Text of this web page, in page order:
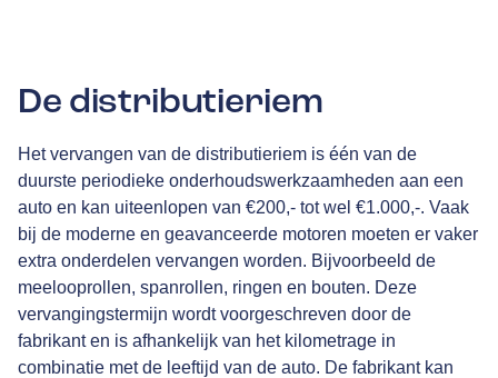
De distributieriem
Het vervangen van de distributieriem is één van de
duurste periodieke onderhoudswerkzaamheden aan een
auto en kan uiteenlopen van €200,- tot wel €1.000,-. Vaak
bij de moderne en geavanceerde motoren moeten er vaker
extra onderdelen vervangen worden. Bijvoorbeeld de
meelooprollen, spanrollen, ringen en bouten. Deze
vervangingstermijn wordt voorgeschreven door de
fabrikant en is afhankelijk van het kilometrage in
combinatie met de leeftijd van de auto. De fabrikant kan